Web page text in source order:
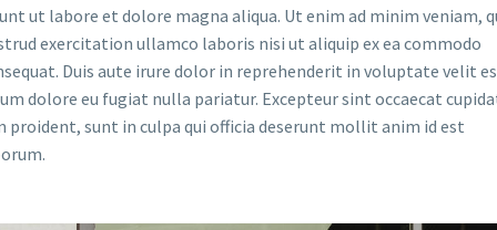
ut labore et dolore magna aliqua. Ut enim ad minim veniam,
exercitation ullamco laboris nisi ut aliquip ex ea commodo
Duis aute irure dolor in reprehenderit in voluptate velit
dolore eu fugiat nulla pariatur. Excepteur sint occaecat
proident, sunt in culpa qui officia deserunt mollit anim id est